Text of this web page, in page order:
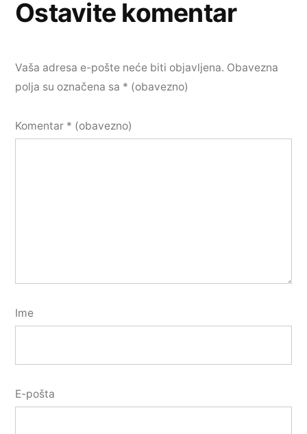
Ostavite komentar
Vaša adresa e-pošte neće biti objavljena. Obavezna
polja su označena sa * (obavezno)
Komentar * (obavezno)
Ime
E-pošta